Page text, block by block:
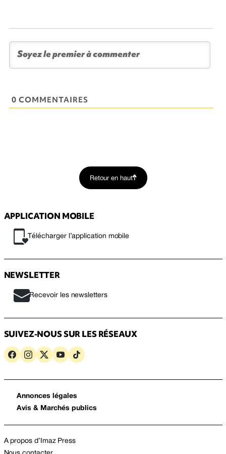
0 COMMENTAIRES
Retour en haut
APPLICATION MOBILE
Télécharger l’application mobile
NEWSLETTER
Recevoir les newsletters
SUIVEZ-NOUS SUR LES RÉSEAUX
Annonces légales
Avis & Marchés publics
A propos d’Imaz Press